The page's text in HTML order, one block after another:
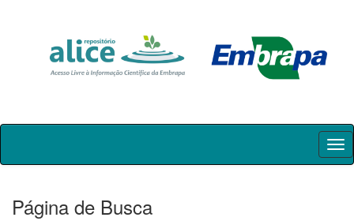
Skip
Página de Busca